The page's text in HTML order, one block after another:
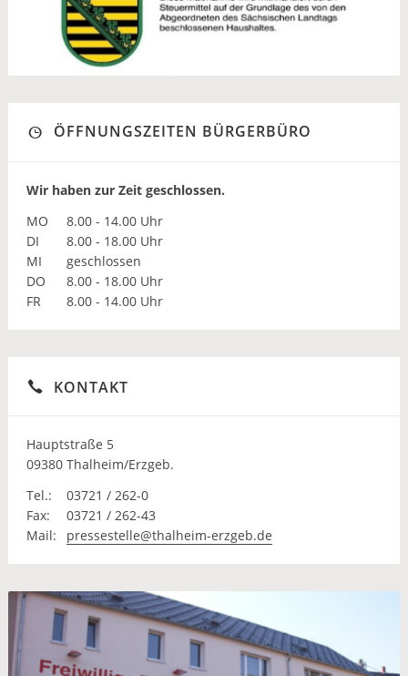
ÖFFNUNGSZEITEN BÜRGERBÜRO
Wir haben zur Zeit geschlossen.
MO
8.00 - 14.00 Uhr
DI
8.00 - 18.00 Uhr
MI
geschlossen
DO
8.00 - 18.00 Uhr
FR
8.00 - 14.00 Uhr
KONTAKT
Hauptstraße 5
09380 Thalheim/Erzgeb.
Tel.:
03721 / 262-0
Fax:
03721 / 262-43
Mail:
pressestelle@thalheim-erzgeb.de